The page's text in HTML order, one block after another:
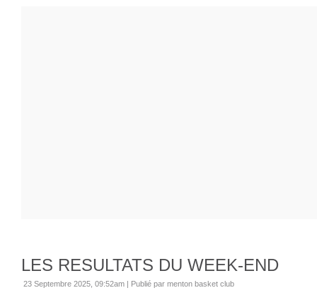
LES RESULTATS DU WEEK-END
23 Septembre 2025, 09:52am | Publié par menton basket club